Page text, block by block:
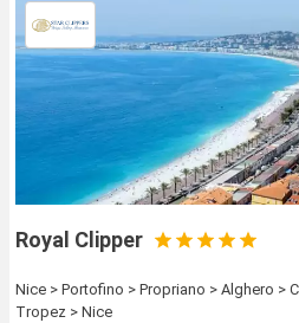
Royal Clipper
Nice > Portofino > Propriano > Alghero >
Tropez > Nice